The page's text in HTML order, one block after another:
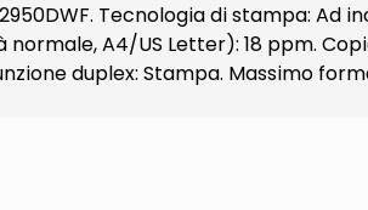
Tecnologia di stampa: Ad
A4/US Letter): 18 ppm.
duplex: Stampa. Massimo